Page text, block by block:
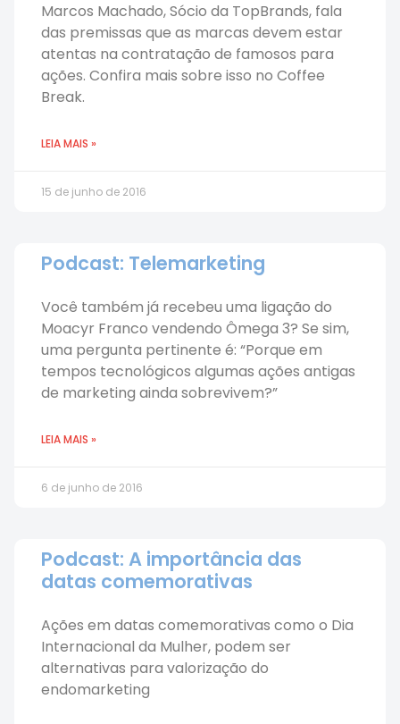
Marcos Machado, Sócio da TopBrands, fala
das premissas que as marcas devem estar
atentas na contratação de famosos para
ações. Confira mais sobre isso no Coffee
Break.
LEIA MAIS »
15 de junho de 2016
Podcast: Telemarketing
Você também já recebeu uma ligação do
Moacyr Franco vendendo Ômega 3? Se sim,
uma pergunta pertinente é: “Porque em
tempos tecnológicos algumas ações antigas
de marketing ainda sobrevivem?”
LEIA MAIS »
6 de junho de 2016
Podcast: A importância das
datas comemorativas
Ações em datas comemorativas como o Dia
Internacional da Mulher, podem ser
alternativas para valorização do
endomarketing